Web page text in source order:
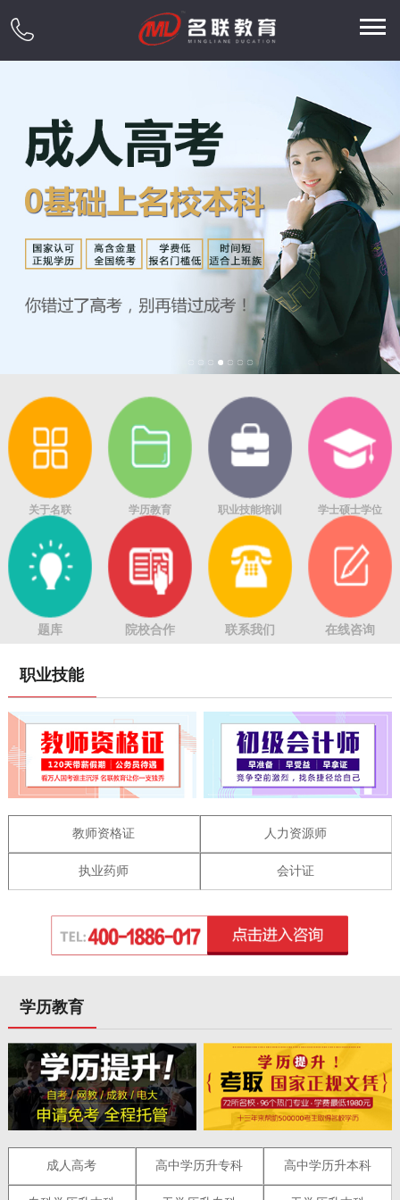
关于名联 学历教育 职业技能培训 学士硕士学位
题库 院校合作 联系我们 在线咨询
职业技能
教师资格证 人力资源师
执业药师 会计证
学历教育
成人高考 高中学历升专科 高中学历升本科